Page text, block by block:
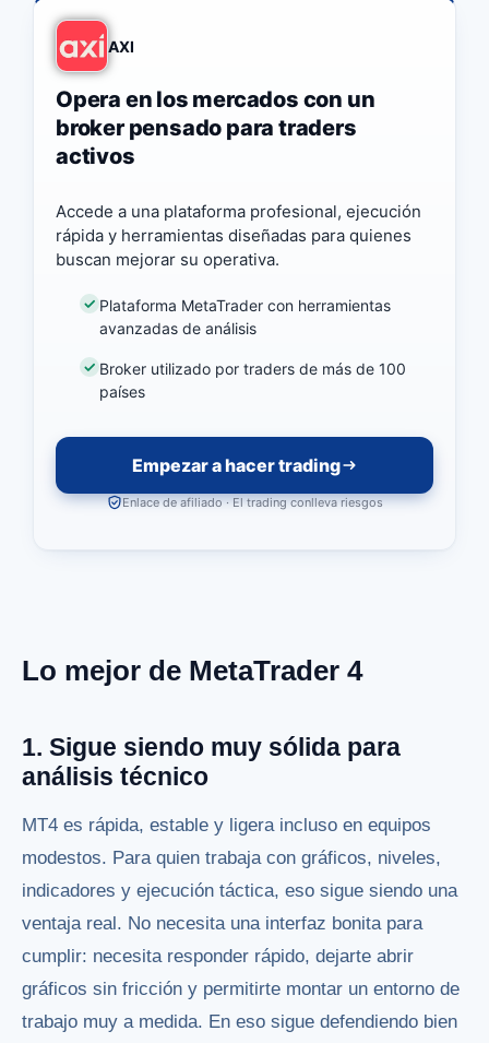
AXI
Opera en los mercados con un
broker pensado para traders
activos
Accede a una plataforma profesional, ejecución
rápida y herramientas diseñadas para quienes
buscan mejorar su operativa.
Plataforma MetaTrader con herramientas
avanzadas de análisis
Broker utilizado por traders de más de 100
países
Empezar a hacer trading
Enlace de afiliado · El trading conlleva riesgos
Lo mejor de MetaTrader 4
1. Sigue siendo muy sólida para
análisis técnico
MT4 es rápida, estable y ligera incluso en equipos
modestos. Para quien trabaja con gráficos, niveles,
indicadores y ejecución táctica, eso sigue siendo una
ventaja real. No necesita una interfaz bonita para
cumplir: necesita responder rápido, dejarte abrir
gráficos sin fricción y permitirte montar un entorno de
trabajo muy a medida. En eso sigue defendiendo bien